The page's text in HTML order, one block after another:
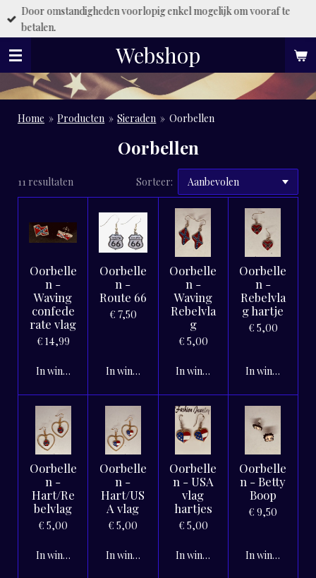
Ga
direct
de
hoofdinhoud
Webshop
Door omstandigheden voorlopig enkel mogelijk om vooraf te
betalen.
Home » Producten » Sieraden » Oorbellen
Oorbellen
11 resultaten Sorteer:
Oorbelle
n -
Waving
confede
rate vlag
€ 14,99
In winkelwagen
Oorbelle
n -
Route 66
€ 7,50
In winkelwagen
Oorbelle
n -
Waving
Rebelvla
g
€ 5,00
In winkelwagen
Oorbelle
n -
Rebelvla
g hartje
€ 5,00
In winkelwagen
Oorbelle
n -
Hart/Re
belvlag
€ 5,00
In winkelwagen
Oorbelle
n -
Hart/US
A vlag
€ 5,00
In winkelwagen
Oorbelle
n - USA
vlag
hartjes
€ 5,00
In winkelwagen
Oorbelle
n - Betty
Boop
€ 9,50
In winkelwagen